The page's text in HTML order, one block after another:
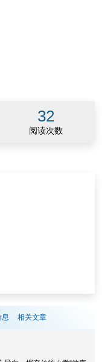
32
阅读次数
息 相关文章